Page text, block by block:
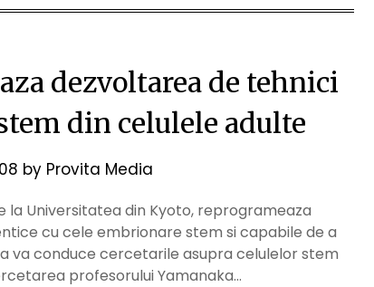
dezvoltarea de tehnici
din celulele adulte
by Provita Media
la Universitatea din Kyoto, reprogrameaza
cu cele embrionare stem si capabile de a
va conduce cercetarile asupra celulelor stem
profesorului Yamanaka…